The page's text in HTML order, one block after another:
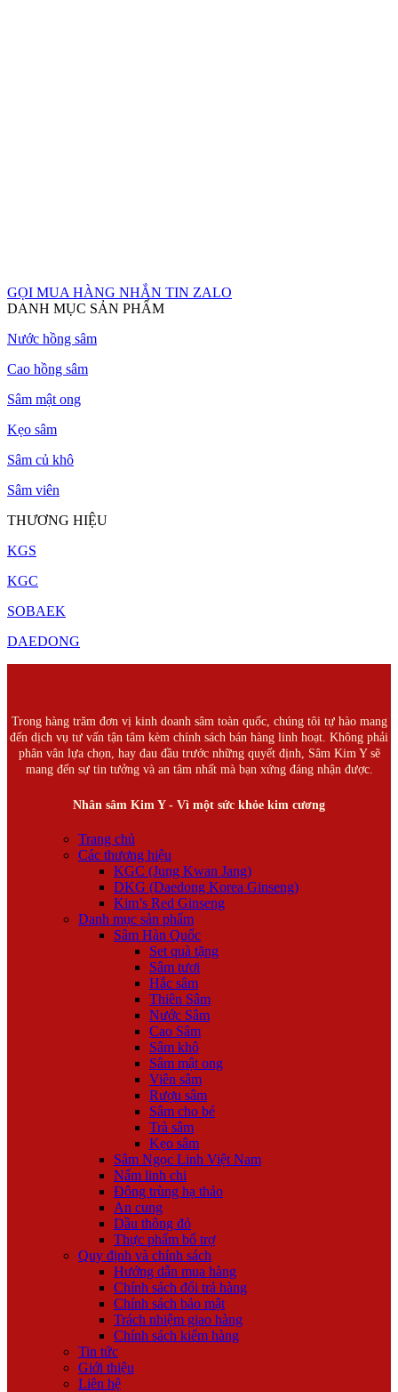
GỌI MUA HÀNG NHẮN TIN ZALO
DANH MỤC SẢN PHẨM
Nước hồng sâm
Cao hồng sâm
Sâm mật ong
Kẹo sâm
Sâm củ khô
Sâm viên
THƯƠNG HIỆU
KGS
KGC
SOBAEK
DAEDONG
Trong hàng trăm đơn vị kinh doanh sâm toàn quốc, chúng tôi tự hào mang
đến dịch vụ tư vấn tận tâm kèm chính sách bán hàng linh hoạt. Không phải
phân vân lựa chọn, hay đau đầu trước những quyết định, Sâm Kim Y sẽ
mang đến sự tin tưởng và an tâm nhất mà bạn xứng đáng nhận được.
Nhân sâm Kim Y - Vì một sức khỏe kim cương
Trang chủ
Các thương hiệu
KGC (Jung Kwan Jang)
DKG (Daedong Korea Ginseng)
Kim’s Red Ginseng
Danh mục sản phẩm
Sâm Hàn Quốc
Set quà tặng
Sâm tươi
Hắc sâm
Thiên Sâm
Nước Sâm
Cao Sâm
Sâm khô
Sâm mật ong
Viên sâm
Rượu sâm
Sâm cho bé
Trà sâm
Kẹo sâm
Sâm Ngọc Linh Việt Nam
Nấm linh chi
Đông trùng hạ thảo
An cung
Dầu thông đỏ
Thực phẩm bổ trợ
Quy định và chính sách
Hướng dẫn mua hàng
Chính sách đổi trả hàng
Chính sách bảo mật
Trách nhiệm giao hàng
Chính sách kiểm hàng
Tin tức
Giới thiệu
Liên hệ